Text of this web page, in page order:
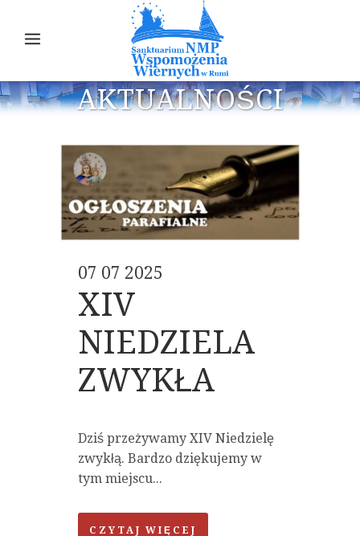
AKTUALNOŚCI
07 07 2025
XIV
NIEDZIELA
ZWYKŁA
Dziś przeżywamy XIV Niedzielę
zwykłą. Bardzo dziękujemy w
tym miejscu...
CZYTAJ WIĘCEJ